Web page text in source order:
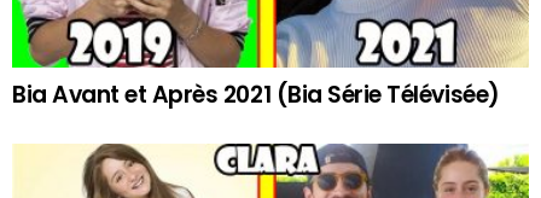
Bia Avant et Après 2021 (Bia Série Télévisée)